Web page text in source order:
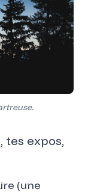
tes expos,
(une